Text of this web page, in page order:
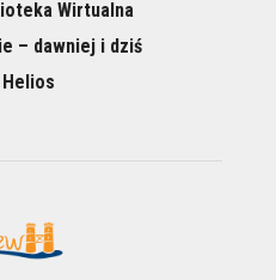
Wirtualna
– dawniej i dziś
Helios